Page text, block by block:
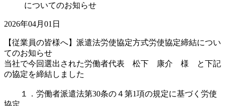
についてのお知らせ
2026年04月01日
【従業員の皆様へ】派遣法労使協定方式労使協定締結につい
てのお知らせ
当社で今回選出された労働者代表 松下 康介 様 と下記
の協定を締結しました
１．労働者派遣法第30条の４第1項の規定に基づく労使
協定